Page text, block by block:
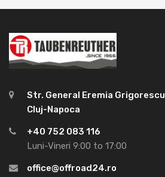
Str. General Eremia
Cluj-Napoca
+40 752 083 116
Luni-Vineri 9:00 to 17:00
office@offroad24.ro